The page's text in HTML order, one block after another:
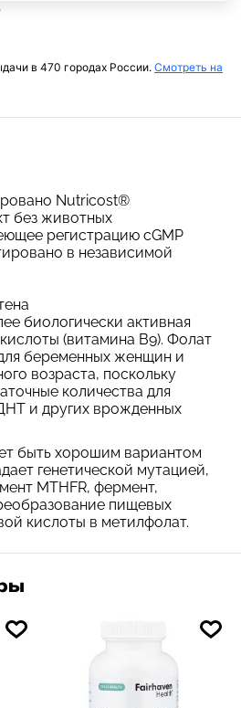
в 470 городах России. Смотреть на
Nutricost®
без животных
регистрацию cGMP
в независимой
биологически активная
(витамина B9). Фолат
беременных женщин и
возраста, поскольку
количества для
и других врожденных
быть хорошим вариантом
генетической мутацией,
MTHFR, фермент,
пищевых
кислоты в метилфолат.